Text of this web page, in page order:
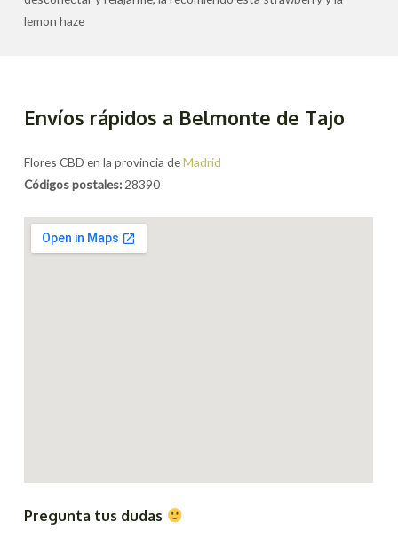
lemon haze
Envíos rápidos a Belmonte de Tajo
Flores CBD en la provincia deMadrid
Códigos postales: 28390
Pregunta tus dudas